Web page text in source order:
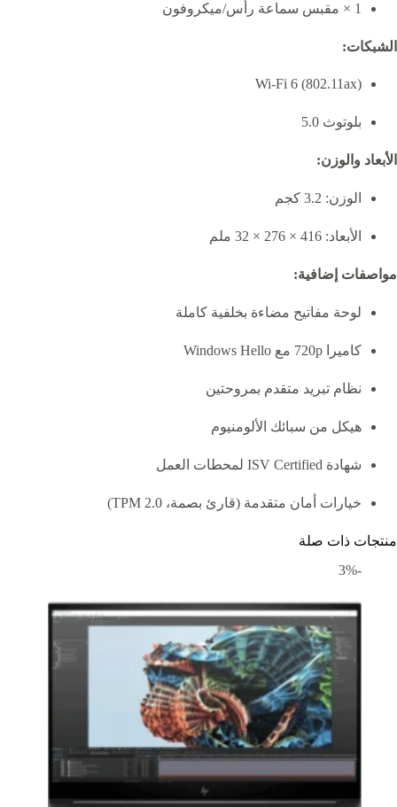
1 × مقبس سماعة رأس/ميكروفون
الشبكات:
Wi-Fi 6 (802.11ax)
بلوتوث 5.0
الأبعاد والوزن:
الوزن: 3.2 كجم
الأبعاد: 416 × 276 × 32 ملم
مواصفات إضافية:
لوحة مفاتيح مضاءة بخلفية كاملة
كاميرا 720p مع Windows Hello
نظام تبريد متقدم بمروحتين
هيكل من سبائك الألومنيوم
شهادة ISV Certified لمحطات العمل
خيارات أمان متقدمة (قارئ بصمة، TPM 2.0)
منتجات ذات صلة
-3%